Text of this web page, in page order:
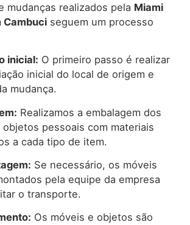
mudanças realizados pela Miami
Cambuci seguem um processo
inicial: O primeiro passo é realizar
inicial do local de origem e
mudança.
Realizamos a embalagem dos
objetos pessoais com materiais
a cada tipo de item.
Se necessário, os móveis
pela equipe da empresa
o transporte.
Os móveis e objetos são